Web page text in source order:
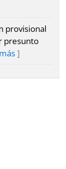
provisional
presunto